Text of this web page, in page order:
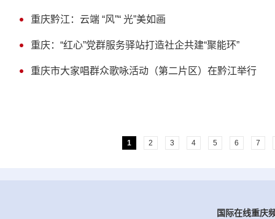
重庆黔江：云端 “风”“ 光”美如画
重庆：“红心”党群服务驿站打造社企共建“聚能环”
重庆市大家唱群众歌咏活动（第二片区）在黔江举行
1 2 3 4 5 6 7
国际在线重庆